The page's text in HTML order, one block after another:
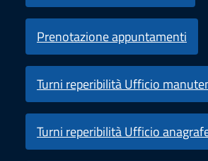
Prenotazione appuntamenti
Turni reperibilità Ufficio
Turni reperibilità Ufficio